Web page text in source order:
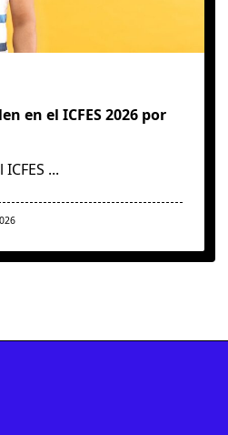
en el ICFES 2026 por
...